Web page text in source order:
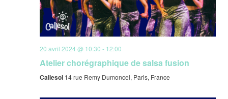
20 avril 2024 @ 10:30 - 12:00
Atelier chorégraphique de salsa fusion
Callesol 14 rue Remy Dumoncel, Paris, France